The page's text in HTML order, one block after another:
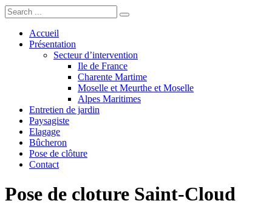
Accueil
Présentation
Secteur d’intervention
Ile de France
Charente Martime
Moselle et Meurthe et Moselle
Alpes Maritimes
Entretien de jardin
Paysagiste
Elagage
Bûcheron
Pose de clôture
Contact
Pose de cloture Saint-Cloud